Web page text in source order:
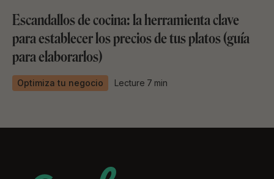
Escandallos de cocina: la herramienta clave
para establecer los precios de tus platos (guía
para elaborarlos)
Optimiza tu negocio Lecture 7 min